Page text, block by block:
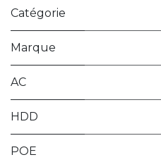
Catégorie
Marque
AC
HDD
POE